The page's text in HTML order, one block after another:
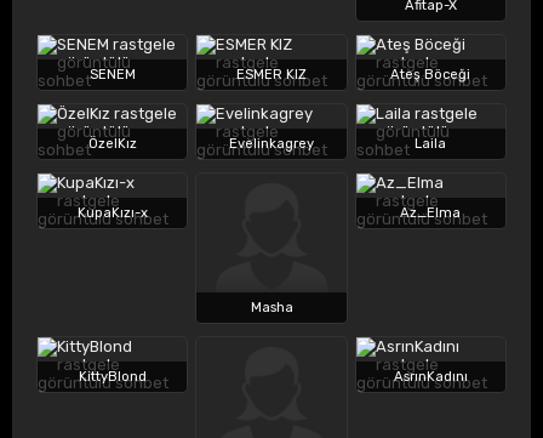
Afitap-X
SENEM ESMER KIZ Ateş Böceği
ÖzelKız Evelinkagrey Laila
KupaKızı-x
Masha
Az_Elma
KittyBlond AsrınKadını